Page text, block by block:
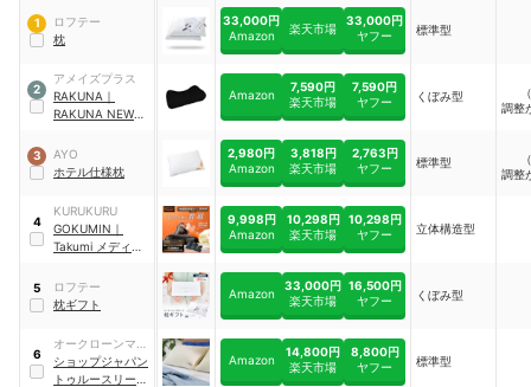
1
ロフテー
枕
33,000円
Amazon
楽天市場
33,000円
ヤフー
標準型
2
アメイズプラス
RAKUNA ｜
RAKUNA NEW整
Amazon
7,590円
楽天市場
7,590円
ヤフー
くぼみ型
調整
3
AYO
ホテル仕様枕
2,980円
Amazon
3,818円
楽天市場
2,763円
ヤフー
標準型
調整
4
KURUKURU
GOKUMIN ｜
Takumi メディゼ
GPP-BK-01
9,998円
Amazon
10,298円
楽天市場
10,298円
ヤフー
立体構造型
5
ロフテー
枕ギフト
Amazon
33,000円
楽天市場
16,500円
ヤフー
くぼみ型
6
オークローンマー
ケティング
ショップジャパン
トゥルースリーパ
Amazon
14,800円
楽天市場
8,800円
ヤフー
標準型